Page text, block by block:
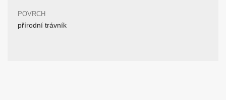
POVRCH
přírodní trávník